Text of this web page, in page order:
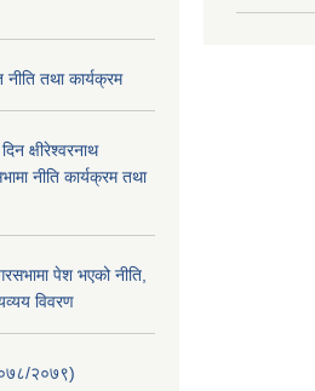
तथा कार्यक्रम
क्षीरेश्वरनाथ
नीति कार्यक्रम तथा
पेश भएको नीति,
विवरण
२०७९)